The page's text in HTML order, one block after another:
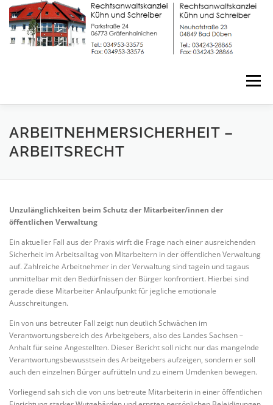
Zum
Inhalt
springen
Menü
START FACHGEBIETE DIENSTLEISTUNGEN
DATENSCHUTZERKLÄRUNG
ARBEITNEHMERSICHERHEIT –
ARBEITSRECHT
Unzulänglichkeiten beim Schutz der Mitarbeiter/innen der
öffentlichen Verwaltung
Ein aktueller Fall aus der Praxis wirft die Frage nach einer ausreichenden
Sicherheit im Arbeitsalltag von Mitarbeitern in der öffentlichen Verwaltung
auf. Zahlreiche Arbeitnehmer in der Verwaltung sind tagein und tagaus
unmittelbar mit den Bedürfnissen der Bürger konfrontiert. Hierbei sind
gerade diese Mitarbeiter Anlaufpunkt für jegliche emotionale
Ausschreitungen.
Ein von uns betreuter Fall zeigt nun deutlich Schwächen im
Verantwortungsbereich des Arbeitgebers, also des Landes Sachsen –
Anhalt für seine Angestellten. Dieser Bericht soll nicht nur das mangelnde
Verantwortungsbewusstsein des Arbeitgebers aufzeigen, sondern er soll
auch den einzelnen Bürger aufrütteln und zu einem Umdenken bewegen.
Vorliegend sah sich die von uns betreute Mitarbeiterin in einer öffentlichen